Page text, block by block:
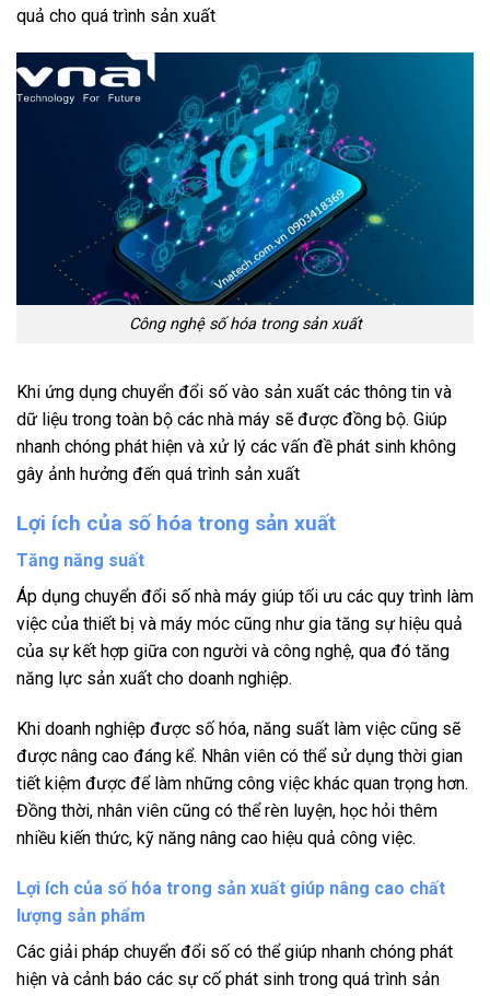
quả cho quá trình sản xuất
Công nghệ số hóa trong sản xuất
Khi ứng dụng chuyển đổi số vào sản xuất các thông tin và
dữ liệu trong toàn bộ các nhà máy sẽ được đồng bộ. Giúp
nhanh chóng phát hiện và xử lý các vấn đề phát sinh không
gây ảnh hưởng đến quá trình sản xuất
Lợi ích của số hóa trong sản xuất
Tăng năng suất
Áp dụng chuyển đổi số nhà máy giúp tối ưu các quy trình làm
việc của thiết bị và máy móc cũng như gia tăng sự hiệu quả
của sự kết hợp giữa con người và công nghệ, qua đó tăng
năng lực sản xuất cho doanh nghiệp.
Khi doanh nghiệp được số hóa, năng suất làm việc cũng sẽ
được nâng cao đáng kể. Nhân viên có thể sử dụng thời gian
tiết kiệm được để làm những công việc khác quan trọng hơn.
Đồng thời, nhân viên cũng có thể rèn luyện, học hỏi thêm
nhiều kiến thức, kỹ năng nâng cao hiệu quả công việc.
Lợi ích của số hóa trong sản xuất giúp nâng cao chất
lượng sản phẩm
Các giải pháp chuyển đổi số có thể giúp nhanh chóng phát
hiện và cảnh báo các sự cố phát sinh trong quá trình sản